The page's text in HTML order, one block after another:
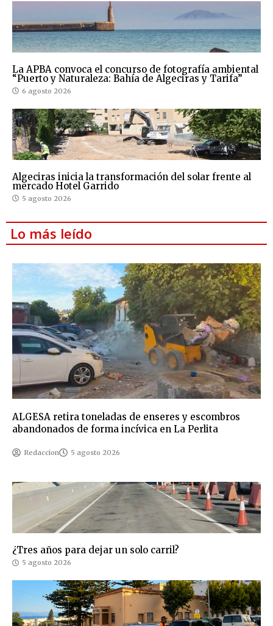
La APBA convoca el concurso de fotografía ambiental
“Puerto y Naturaleza: Bahía de Algeciras y Tarifa”
6 agosto 2026
Algeciras inicia la transformación del solar frente al
mercado Hotel Garrido
5 agosto 2026
Lo más leído
ALGESA retira toneladas de enseres y escombros
abandonados de forma incívica en La Perlita
Redaccion 5 agosto 2026
¿Tres años para dejar un solo carril?
5 agosto 2026